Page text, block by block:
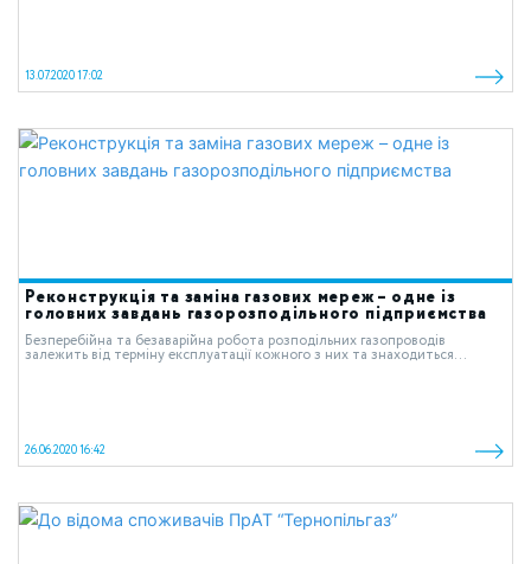
13.07.2020 17:02
Реконструкція та заміна газових мереж – одне із
головних завдань газорозподільного підприємства
Безперебійна та безаварійна робота розподільних газопроводів
залежить від терміну експлуатації кожного з них та знаходиться...
26.06.2020 16:42